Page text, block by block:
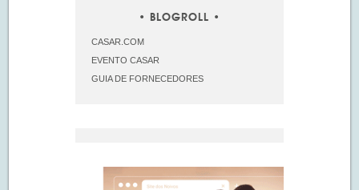
BLOGROLL
CASAR.COM
EVENTO CASAR
GUIA DE FORNECEDORES